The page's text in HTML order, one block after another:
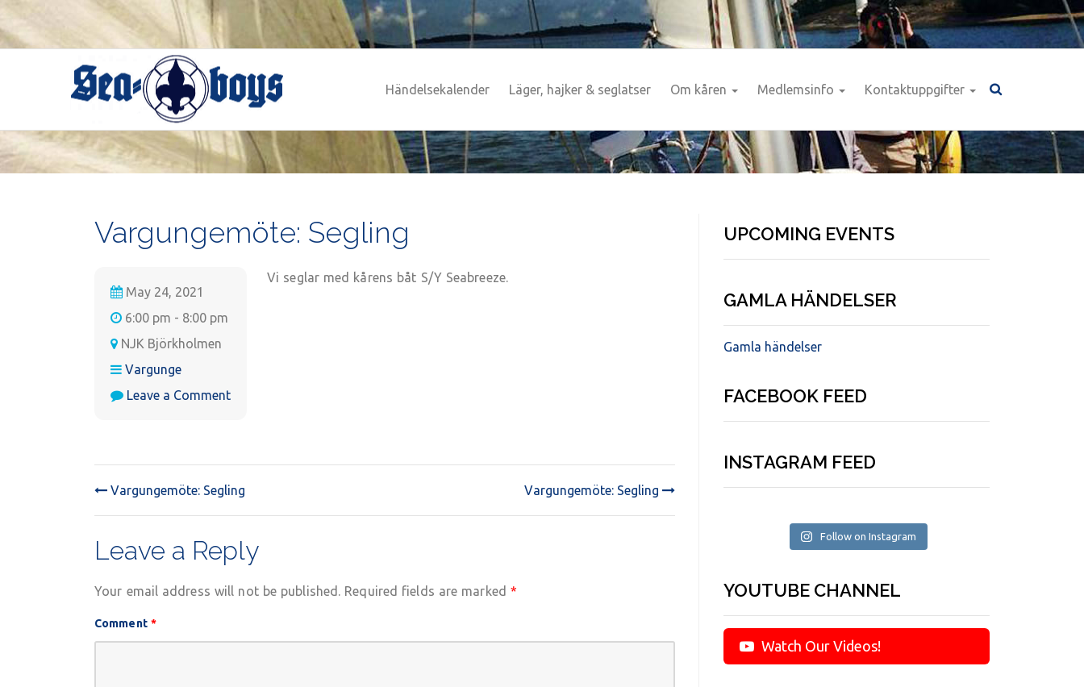
to
content
Händelsekalender Läger, hajker & seglatser Om kåren Medlemsinfo Kontaktuppgifter
Vargungemöte: Segling
May 24, 2021
6:00 pm - 8:00 pm
NJK Björkholmen
Vargunge
Leave a Commenton
Vi seglar med kårens båt S/Y Seabreeze.
POST
NAVIGATION
Vargungemöte: Segling Vargungemöte: Segling
Leave a Reply
Your email address will not be published. Required fields are marked *
Comment *
UPCOMING EVENTS
GAMLA HÄNDELSER
Gamla händelser
FACEBOOK FEED
INSTAGRAM FEED
Follow on Instagram
YOUTUBE CHANNEL
Watch Our Videos!